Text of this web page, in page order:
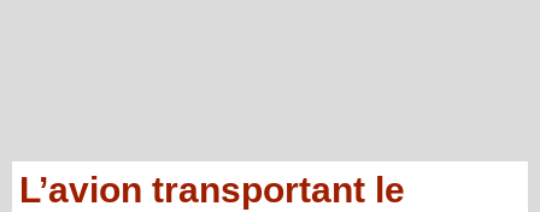
L’avion transportant le